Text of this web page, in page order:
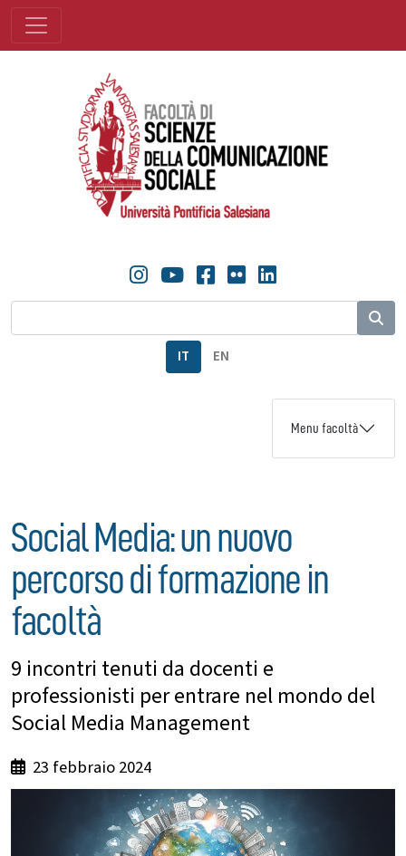
IT EN
Menu facoltà
Social Media: un nuovo
percorso di formazione in
facoltà
9 incontri tenuti da docenti e
professionisti per entrare nel mondo del
Social Media Management
23 febbraio 2024